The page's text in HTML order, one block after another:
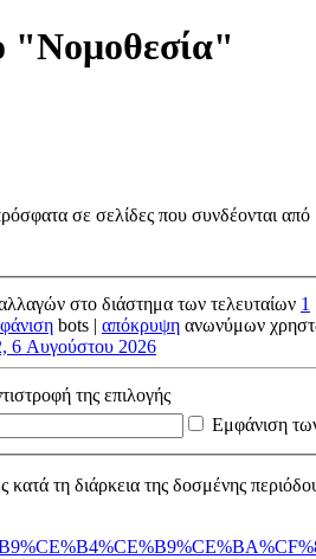
"Νομοθεσία"
σε σελίδες που συνδέονται
στο διάστημα των τελευταίων 1
bots | απόκρυψη ανωνύμων
6 Αυγούστου 2026
της επιλογής
Εμφάνιση
κατά τη διάρκεια της δοσμένης